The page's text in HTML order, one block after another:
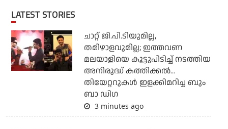
LATEST STORIES
ചാറ്റ് ജി.പി.ടിയുമില്ല,
തമിഴാളവുമില്ല; ഇത്തവണ
മലയാളിയെ കൂട്ടുപിടിച്ച് നടത്തിയ
അനിരുദ്ധ് കത്തിക്കല്‍...
തിയേറ്ററുകള്‍ ഇളക്കിമറിച്ച ബും
ബാ ഡിഗ
3 minutes ago